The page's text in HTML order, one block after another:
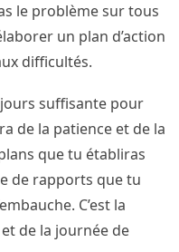
le problème sur tous
un plan d’action
difficultés.
suffisante pour
de la patience et de la
que tu établiras
de rapports que tu
C’est la
de la journée de